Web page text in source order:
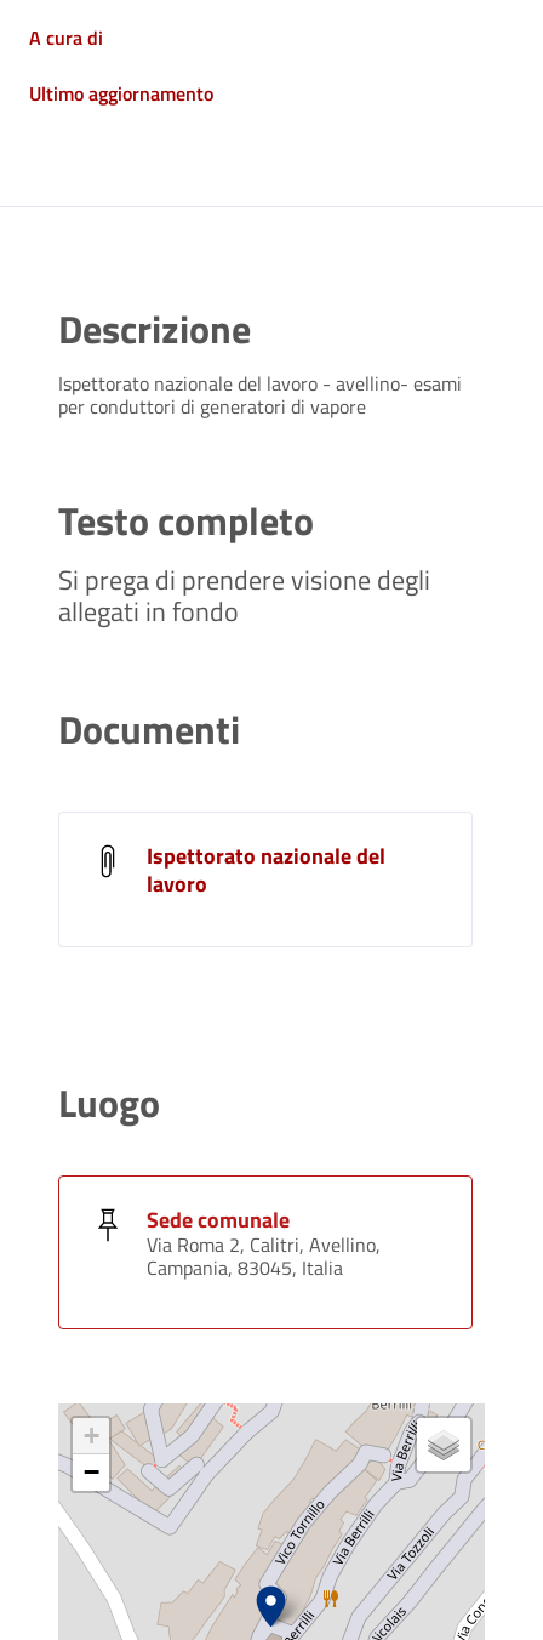
A cura di
Ultimo aggiornamento
Descrizione
Ispettorato nazionale del lavoro - avellino- esami
per conduttori di generatori di vapore
Testo completo
Si prega di prendere visione degli
allegati in fondo
Documenti
Ispettorato nazionale del
lavoro
Luogo
Sede comunale
Via Roma 2, Calitri, Avellino,
Campania, 83045, Italia
+
−